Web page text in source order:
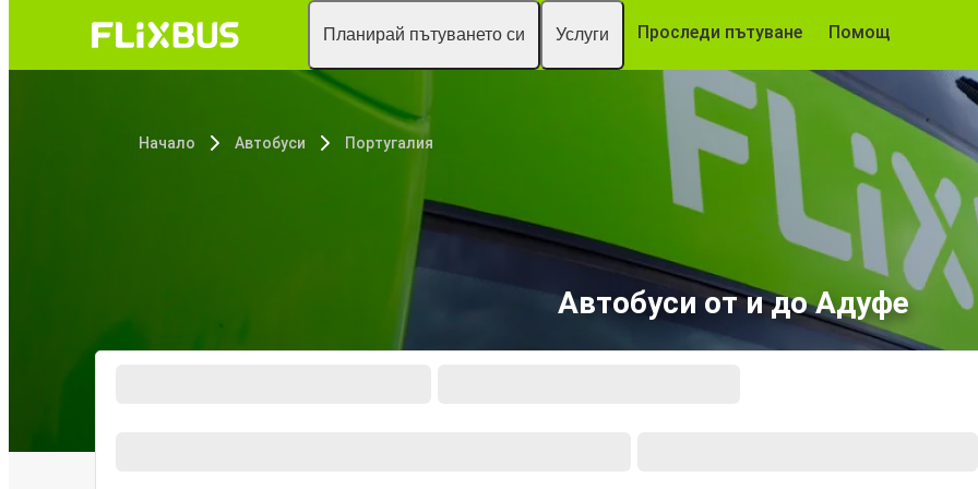
Планирай пътуването си Услуги Проследи пътуване Помощ
Начало Автобуси Португалия
Автобуси от и до Адуфе